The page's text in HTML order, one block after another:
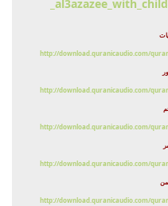
http://download.quranicaudio.com/
http://download.quranicaudio.com/
http://download.quranicaudio.com/
http://download.quranicaudio.com/
http://download.quranicaudio.com/